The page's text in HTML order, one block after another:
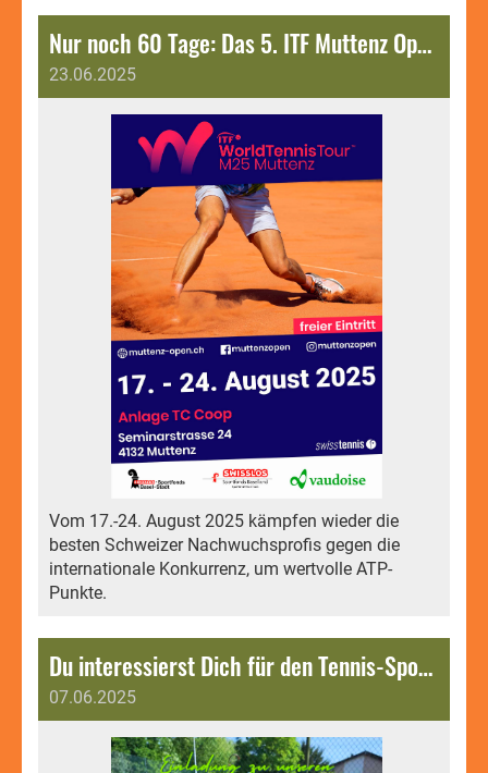
Nur noch 60 Tage: Das 5. ITF Muttenz Open M25 steht wieder vor der Tür.
23.06.2025
Vom 17.-24. August 2025 kämpfen wieder die
besten Schweizer Nachwuchsprofis gegen die
internationale Konkurrenz, um wertvolle ATP-
Punkte.
Du interessierst Dich für den Tennis-Sport? Komm an unsere Sonntags-Plauschspiele.
07.06.2025